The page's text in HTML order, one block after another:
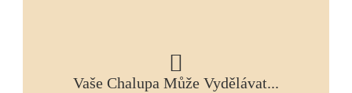
Vaše Chalupa Může Vydělávat...